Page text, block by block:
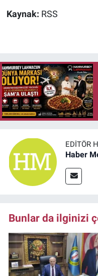
Kaynak: RSS
EDITÖR
Haber
Bunlar da ilginizi